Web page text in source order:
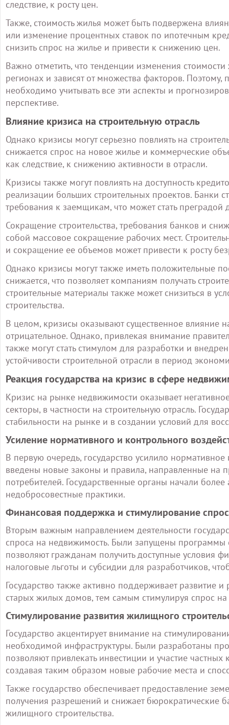
следствие, к росту цен.
Также, стоимость жилья может быть подвержена
или изменение процентных ставок по ипотечным
снизить спрос на жилье и привести к снижению цен.
Важно отметить, что тенденции изменения
регионах и зависят от множества факторов.
необходимо учитывать все эти аспекты и
перспективе.
Влияние кризиса на строительную отрасль
Однако кризисы могут серьезно повлиять на
снижается спрос на новое жилье и коммерческие
как следствие, к снижению активности в отрасли.
Кризисы также могут повлиять на доступность
реализации больших строительных проектов. Банки
требования к заемщикам, что может стать преградой
Сокращение строительства, требования банков и
собой массовое сокращение рабочих мест.
и сокращение ее объемов может привести к росту
Однако кризисы могут также иметь положительные
снижается, что позволяет компаниям получать
строительные материалы также может снизиться в
строительства.
В целом, кризисы оказывают существенное влияние
отрицательное. Однако, привлекая внимание
также могут стать стимулом для разработки и
устойчивости строительной отрасли в период
Реакция государства на кризис в сфере
Кризис на рынке недвижимости оказывает
секторы, в частности на строительную отрасль.
стабильности на рынке и в создании условий для
Усиление нормативного и контрольного
В первую очередь, государство усилило
введены новые законы и правила, направленные на
потребителей. Государственные органы начали
недобросовестные практики.
Финансовая поддержка и стимулирование
Вторым важным направлением деятельности
спроса на недвижимость. Были запущены программы
позволяют гражданам получить доступные условия
налоговые льготы и субсидии для разработчиков,
Государство также активно поддерживает развитие
старых жилых домов, тем самым стимулируя спрос
Стимулирование развития жилищного
Государство акцентирует внимание на
необходимой инфраструктуры. Были разработаны
позволяют привлекать инвестиции и участие
создавая таким образом новые рабочие места и
Также государство обеспечивает предоставление
получения разрешений и снижает бюрократические
жилищного строительства.